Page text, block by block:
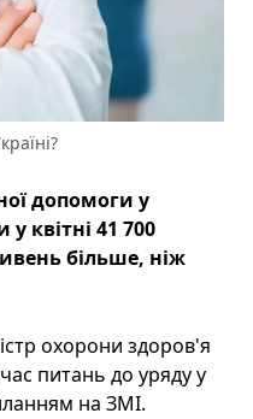
допомоги у
квітні 41 700
більше, ніж
охорони здоров'я
питань до уряду у
на ЗМІ.